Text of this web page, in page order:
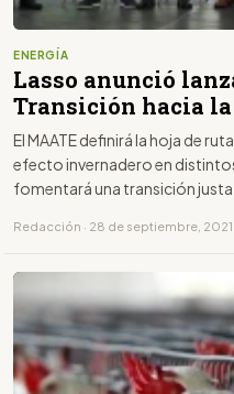
ENERGÍA
Lasso anunció
Transición hacia
El MAATE definirá la hoja de
efecto invernadero en
fomentará una transición
Redacción · 28 de septiembre, 2021